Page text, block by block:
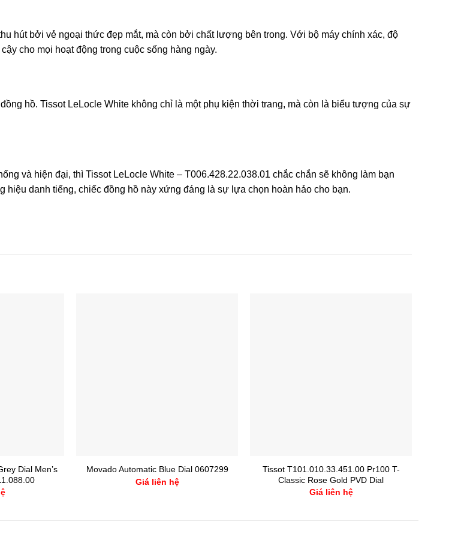
hút bởi vẻ ngoại thức đẹp mắt, mà còn bởi chất lượng bên trong. Với bộ máy chính xác, độ
cho mọi hoạt động trong cuộc sống hàng ngày.
hồ. Tissot LeLocle White không chỉ là một phụ kiện thời trang, mà còn là biểu tượng của sự
và hiện đại, thì Tissot LeLocle White – T006.428.22.038.01 chắc chắn sẽ không làm bạn
danh tiếng, chiếc đồng hồ này xứng đáng là sự lựa chọn hoàn hảo cho bạn.
Dial Men’s
Movado Automatic Blue Dial 0607299
Giá liên hệ
Tissot T101.010.33.451.00 Pr100 T-
Classic Rose Gold PVD Dial
Giá liên hệ